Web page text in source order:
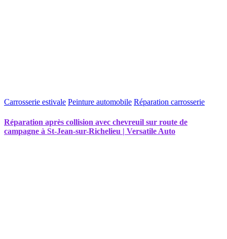
Carrosserie estivale Peinture automobile Réparation carrosserie
Réparation après collision avec chevreuil sur route de
campagne à St-Jean-sur-Richelieu | Versatile Auto